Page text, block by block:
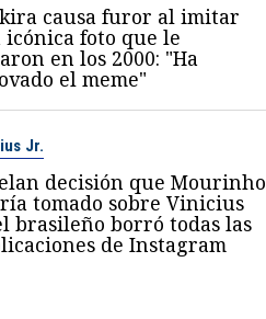
causa furor al imitar
icónica foto que le
en los 2000: "Ha
el meme"
Jr.
decisión que Mourinho
tomado sobre Vinicius
brasileño borró todas las
de Instagram